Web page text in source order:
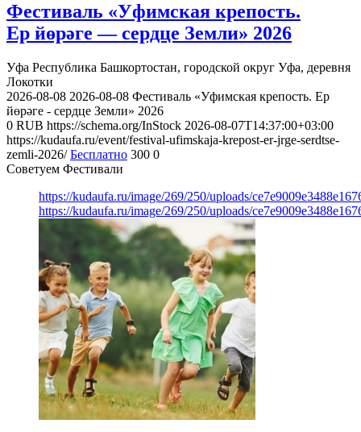
Фестиваль «Уфимская крепость.
Ер йөрәге — сердце Земли» 2026
Уфа Республика Башкортостан, городской округ Уфа, деревня
Локотки
2026-08-08 2026-08-08 Фестиваль «Уфимская крепость. Ер
йөрәге - сердце Земли» 2026
0 RUB https://schema.org/InStock 2026-08-07T14:37:00+03:00
https://kudaufa.ru/event/festival-ufimskaja-krepost-er-jrge-serdtse-
zemli-2026/ Бесплатно 300 0
Советуем Фестивали
https://kudaufa.ru/image/269/250/uploads/
https://kudaufa.ru/image/269/250/uploads/